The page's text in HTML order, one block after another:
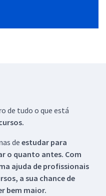
de tudo o que está
de estudar para
o quanto antes. Com
ajuda de profissionais
a sua chance de
bem maior.